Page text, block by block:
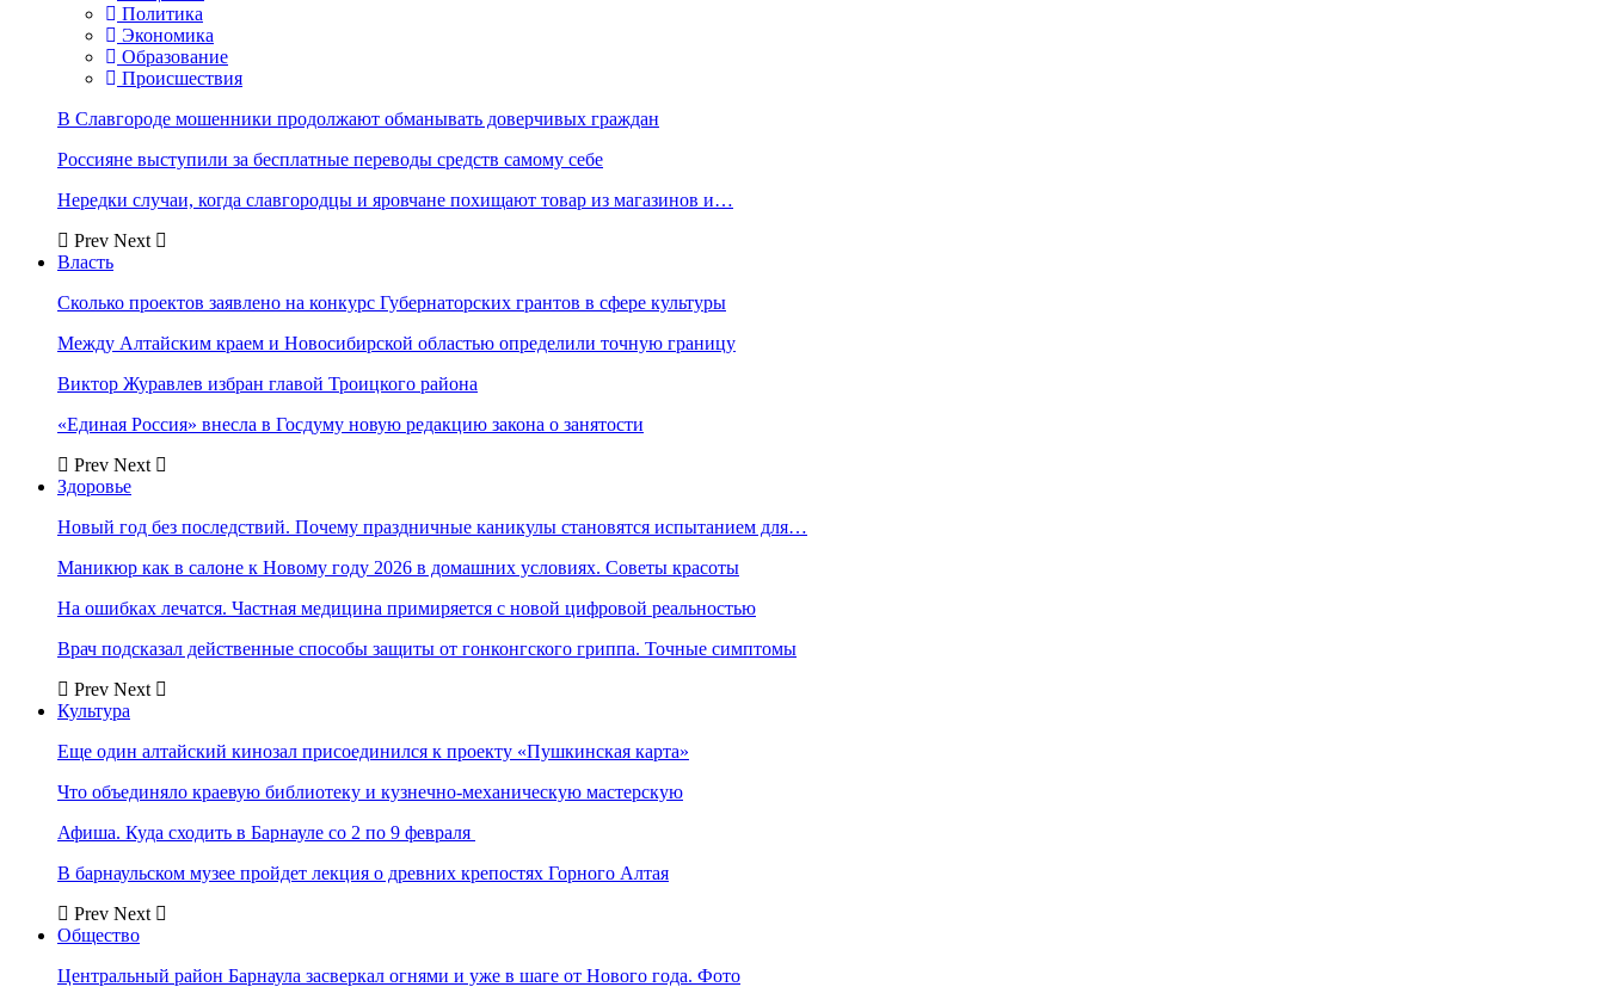
Политика
Экономика
Образование
Происшествия
В Славгороде мошенники продолжают обманывать доверчивых граждан
Россияне выступили за бесплатные переводы средств самому себе
Нередки случаи, когда славгородцы и яровчане похищают товар из магазинов и…
Prev Next
Власть
Сколько проектов заявлено на конкурс Губернаторских грантов в сфере культуры
Между Алтайским краем и Новосибирской областью определили точную границу
Виктор Журавлев избран главой Троицкого района
«Единая Россия» внесла в Госдуму новую редакцию закона о занятости
Prev Next
Здоровье
Новый год без последствий. Почему праздничные каникулы становятся испытанием для…
Маникюр как в салоне к Новому году 2026 в домашних условиях. Советы красоты
На ошибках лечатся. Частная медицина примиряется с новой цифровой реальностью
Врач подсказал действенные способы защиты от гонконгского гриппа. Точные симптомы
Prev Next
Культура
Еще один алтайский кинозал присоединился к проекту «Пушкинская карта»
Что объединяло краевую библиотеку и кузнечно-механическую мастерскую
Афиша. Куда сходить в Барнауле со 2 по 9 февраля
В барнаульском музее пройдет лекция о древних крепостях Горного Алтая
Prev Next
Общество
Центральный район Барнаула засверкал огнями и уже в шаге от Нового года. Фото